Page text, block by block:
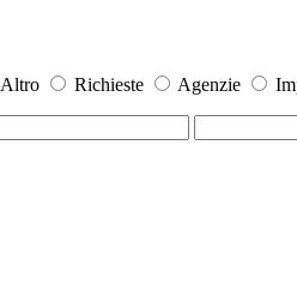
Altro Richieste Agenzie